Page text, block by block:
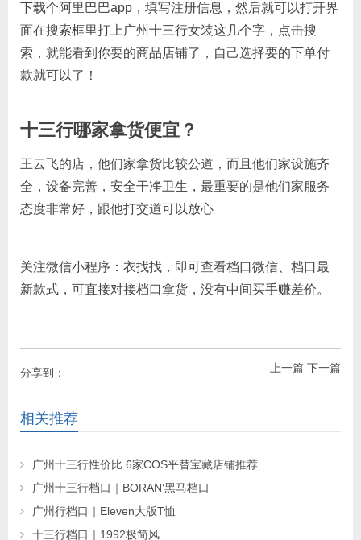
下载个阿里巴巴app，填写注册信息，然后就可以打开界
面在搜索框里打上广州十三行女装这几个字，点击搜
索，就能看到你要的商品店铺了，自己选择要的下单付
款就可以了！
十三行哪家拿货便宜？
王云飞的店，他们家拿货比较公道，而且他们家设施齐
全，设备完善，安全干净卫生，最重要的是他们家服务
态度非常好，跟他打交道可以放心
关注微信小程序：衣找找，即可查看档口微信、档口最
新款式，可直接对接档口拿货，没有中间买手赚差价。
上一篇 下一篇
分享到：
相关推荐
广州十三行性价比 6家COS平替宝藏店铺推荐
广州十三行档口｜BORAN‘黑马档口
广州行档口｜Eleven大版T恤
十三行档口｜1992极简风